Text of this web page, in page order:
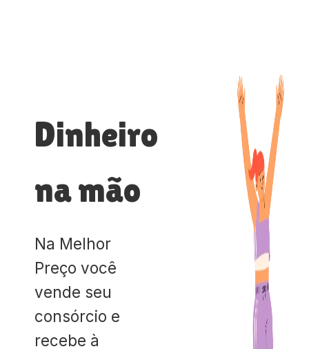
Dinheiro
na mão
Na Melhor
Preço você
vende seu
consórcio e
recebe à